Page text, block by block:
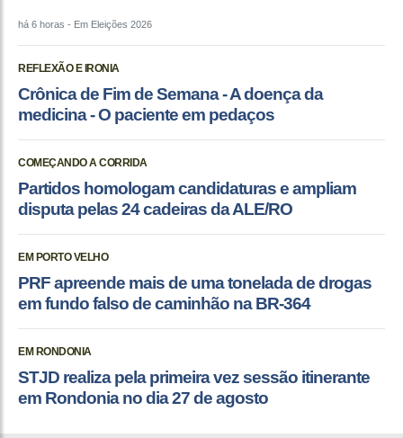
há 6 horas - Em Eleições 2026
REFLEXÃO E IRONIA
Crônica de Fim de Semana - A doença da
medicina - O paciente em pedaços
COMEÇANDO A CORRIDA
Partidos homologam candidaturas e ampliam
disputa pelas 24 cadeiras da ALE/RO
EM PORTO VELHO
PRF apreende mais de uma tonelada de drogas
em fundo falso de caminhão na BR-364
EM RONDONIA
STJD realiza pela primeira vez sessão itinerante
em Rondonia no dia 27 de agosto